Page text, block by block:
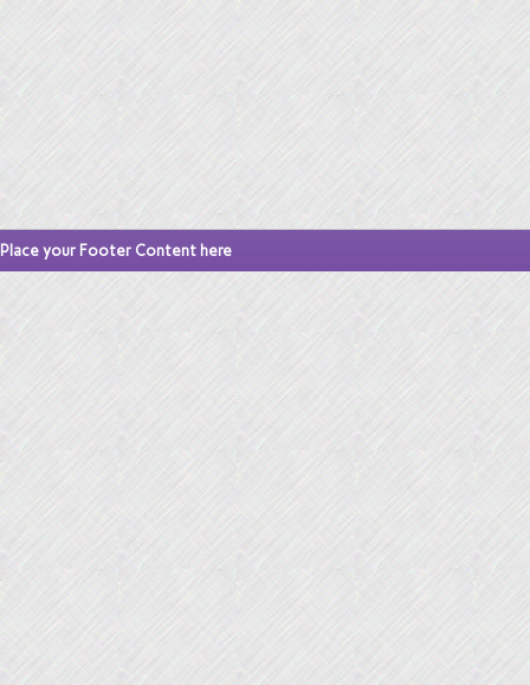
Place your Footer Content here